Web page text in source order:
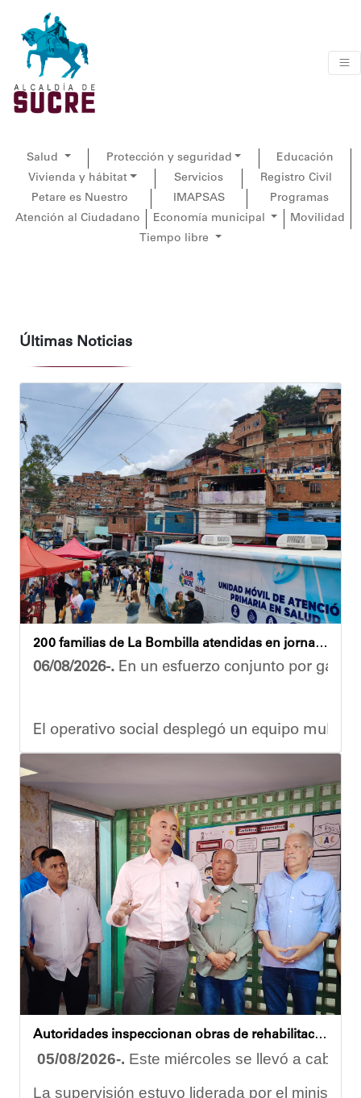
Salud Protección y seguridad
Educación
Vivienda y hábitat
Servicios
Registro Civil
Petare es Nuestro
IMAPSAS
Programas
Atención al Ciudadano
Economía municipal
Movilidad
Tiempo libre
Últimas Noticias
200 familias de La Bombilla atendidas en jornada integral
06/08/2026-. En un esfuerzo conjunto por
El operativo social desplegó un equipo
Durante la actividad, los asistentes contaron
Eudicis Viva, habitante de la comunidad y
Esta iniciativa se enmarca en la política social
Oskarina Rosso
Autoridades inspeccionan obras de rehabilitación en la U.E.N. José Antonio Calcaño en Caucagüita
05/08/2026-. Este miércoles se llevó a cabo
La supervisión estuvo liderada por el ministro